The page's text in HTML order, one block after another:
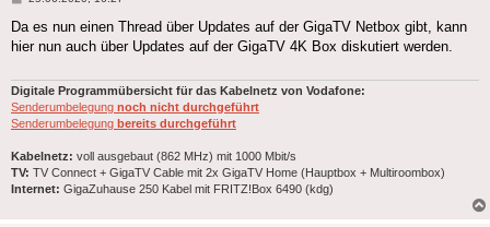
Da es nun einen Thread über Updates auf der GigaTV Netbox gibt, kann
hier nun auch über Updates auf der GigaTV 4K Box diskutiert werden.
Digitale Programmübersicht für das Kabelnetz von Vodafone:
Senderumbelegung noch nicht durchgeführt
Senderumbelegung bereits durchgeführt
Kabelnetz: voll ausgebaut (862 MHz) mit 1000 Mbit/s
TV: TV Connect + GigaTV Cable mit 2x GigaTV Home (Hauptbox + Multiroombox)
Internet: GigaZuhause 250 Kabel mit FRITZ!Box 6490 (kdg)